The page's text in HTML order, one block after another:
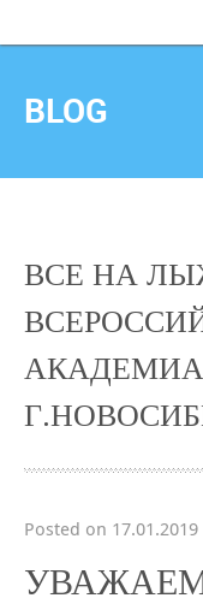
BLOG
ВСЕ НА
Posted on 17.01.2019